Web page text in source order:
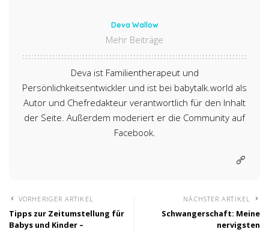
Deva Wallow
Mehr Beiträge
Deva ist Familientherapeut und
Persönlichkeitsentwickler und ist bei babytalk.world als
Autor und Chefredakteur verantwortlich für den Inhalt
der Seite. Außerdem moderiert er die Community auf
Facebook.
VORHERIGER ARTIKEL
Tipps zur Zeitumstellung für
Babys und Kinder –
NÄCHSTER ARTIKEL
Schwangerschaft: Meine
nervigsten